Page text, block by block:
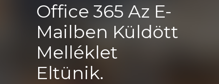
Office 365 Az E-
Mailben Küldött
Melléklet
Eltünik.